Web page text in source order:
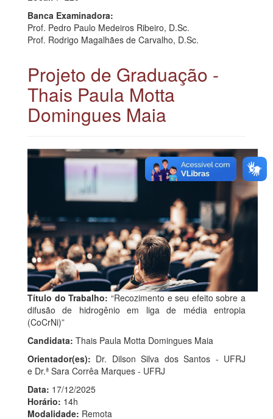
Banca Examinadora:
Prof. Pedro Paulo Medeiros Ribeiro, D.Sc.
Prof. Rodrigo Magalhães de Carvalho, D.Sc.
Projeto de Graduação -
Thais Paula Motta
Domingues Maia
Título do Trabalho: “Recozimento e seu efeito sobre a
difusão de hidrogênio em liga de média entropia
(CoCrNi)”
Candidata: Thais Paula Motta Domingues Maia
Orientador(es): Dr. Dilson Silva dos Santos - UFRJ
e Dr.ª Sara Corrêa Marques - UFRJ
Data: 17/12/2025
Horário: 14h
Modalidade: Remota